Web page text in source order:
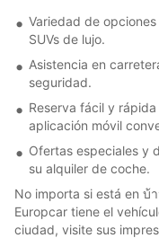
Variedad de
SUVs de lujo.
Asistencia en
seguridad.
Reserva fácil y
aplicación móvil
Ofertas especiales y
su alquiler de coche.
No importa si está en บ้
Europcar tiene el
ciudad, visite sus